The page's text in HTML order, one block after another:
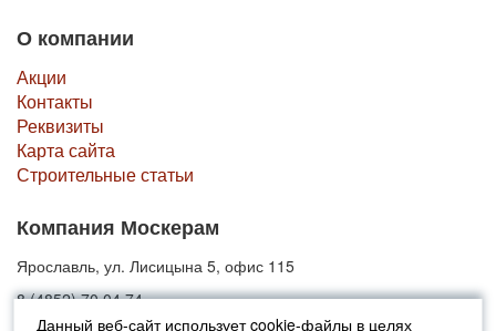
Данный веб-сайт использует cookie-файлы в целях
О компании
Акции
Контакты
Реквизиты
Карта сайта
Строительные статьи
Компания Москерам
Ярославль, ул. Лисицына 5, офис 115
8 (4852) 70 04 74